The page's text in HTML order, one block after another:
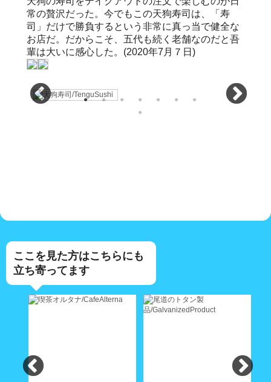
常の贅沢だった。今でもこの天狗寿司は、「寿
司」だけで勝負するという非常に真っ当で健全な
お店だ。だからこそ、五代も続く老舗なのだと吾
輩は大いに感心した。(2020年7月７日)
ここを見た方はこちらにも
立ち寄ってます